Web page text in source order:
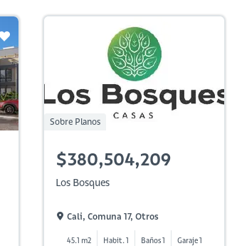
Sobre Planos
$380,504,209
Los Bosques
Cali, Comuna 17, Otros
45.1 m2 Habit. 1 Baños 1 Garaje 1